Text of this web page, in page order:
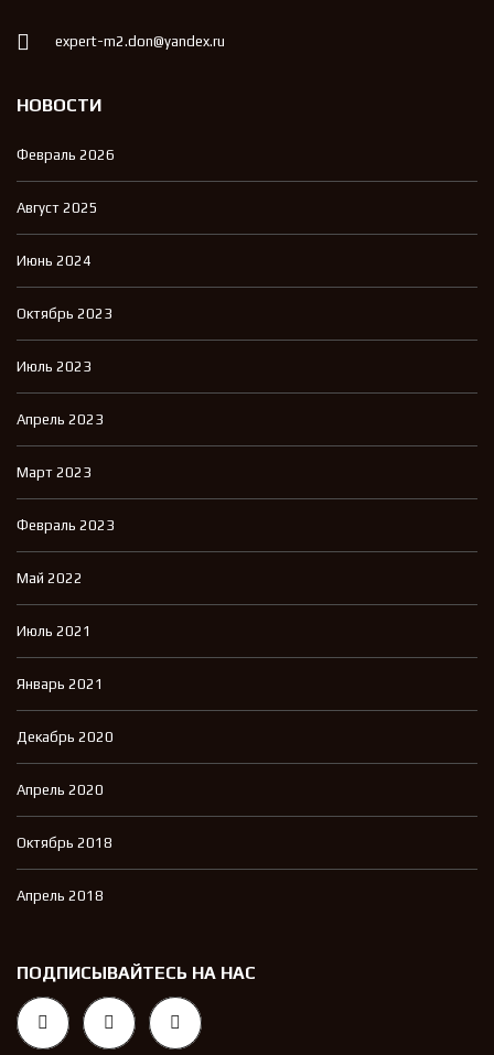
expert-m2.don@yandex.ru
НОВОСТИ
Февраль 2026
Август 2025
Июнь 2024
Октябрь 2023
Июль 2023
Апрель 2023
Март 2023
Февраль 2023
Май 2022
Июль 2021
Январь 2021
Декабрь 2020
Апрель 2020
Октябрь 2018
Апрель 2018
ПОДПИСЫВАЙТЕСЬ НА НАС